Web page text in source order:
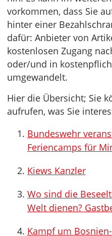
vorkommen, dass Sie
hinter einer
dafür: Anbieter von
kostenlosen Zugang
oder/und in
umgewandelt.
Hier die Übersicht; Sie
aufrufen, was Sie
Bundeswehr
Feriencamps für
Kiews Kanzler
Wo sind die
Welt dienen?
Kampf um